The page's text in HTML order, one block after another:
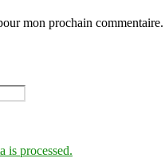
mon prochain commentaire.
is processed.